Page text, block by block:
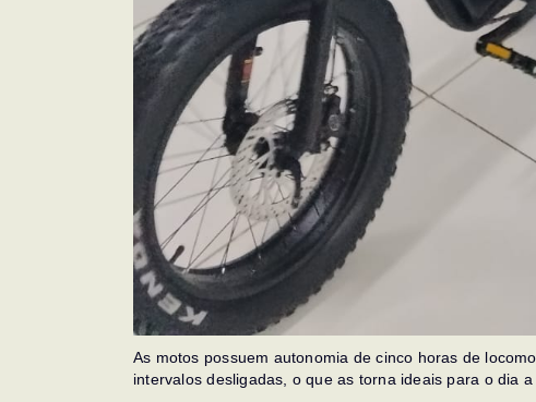
As motos possuem autonomia de cinco horas de
intervalos desligadas, o que as torna ideais para o dia a